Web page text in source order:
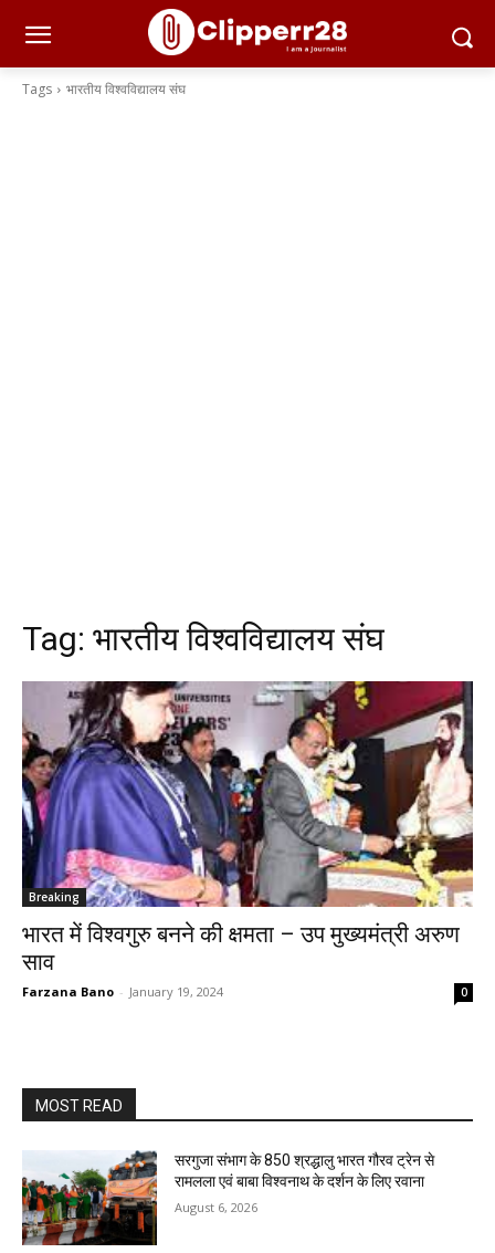
Tags भारतीय विश्वविद्यालय संघ
Tag: भारतीय विश्वविद्यालय संघ
Breaking
भारत में विश्वगुरु बनने की क्षमता – उप मुख्यमंत्री अरुण
साव
Farzana Bano - January 19, 2024 0
MOST READ
सरगुजा संभाग के 850 श्रद्धालु भारत गौरव ट्रेन से
रामलला एवं बाबा विश्वनाथ के दर्शन के लिए रवाना
August 6, 2026